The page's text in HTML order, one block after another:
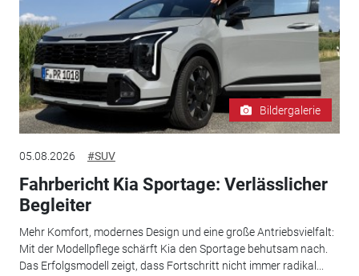
Bildergalerie
05.08.2026 #SUV
Fahrbericht Kia Sportage: Verlässlicher
Begleiter
Mehr Komfort, modernes Design und eine große Antriebsvielfalt:
Mit der Modellpflege schärft Kia den Sportage behutsam nach.
Das Erfolgsmodell zeigt, dass Fortschritt nicht immer radikal...